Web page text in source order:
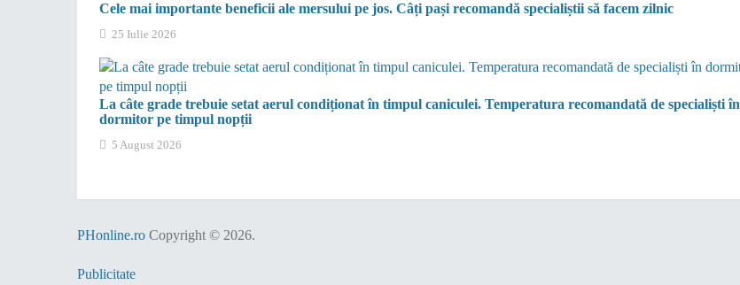
Cele mai importante beneficii ale mersului pe jos. Câți pași recomandă specialiștii să facem zilnic
25 Iulie 2026
La câte grade trebuie setat aerul condiționat în timpul caniculei. Temperatura recomandată de specialiști în
dormitor pe timpul nopții
5 August 2026
PHonline.ro Copyright © 2026.
Publicitate